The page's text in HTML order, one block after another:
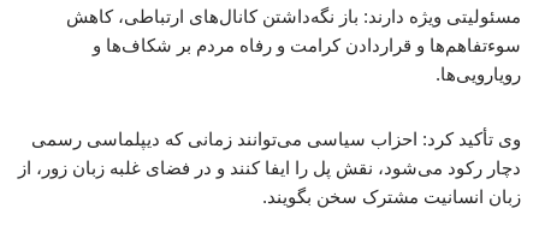
مسئولیتی ویژه دارند: باز نگه‌داشتن کانال‌های ارتباطی، کاهش
سوءتفاهم‌ها و قراردادن کرامت و رفاه مردم بر شکاف‌ها و
رویارویی‌ها.
وی تأکید کرد: احزاب سیاسی می‌توانند زمانی که دیپلماسی رسمی
دچار رکود می‌شود، نقش پل را ایفا کنند و در فضای غلبه زبان زور، از
زبان انسانیت مشترک سخن بگویند.